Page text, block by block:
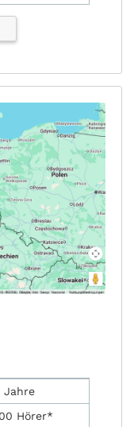
Jahre
Hörer*